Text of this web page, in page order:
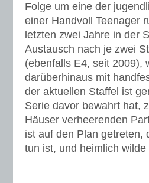
Folge um eine der
einer Handvoll Teenager
letzten zwei Jahre in der
Austausch nach je zwei
(ebenfalls E4, seit 2009),
darüberhinaus mit
der aktuellen Staffel ist
Serie davor bewahrt hat,
Häuser verheerenden
ist auf den Plan getreten,
tun ist, und heimlich